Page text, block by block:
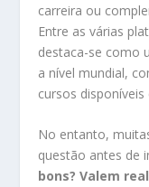
carreira ou
Entre as várias
destaca-se como
a nível mundial,
cursos
No entanto,
questão antes de
bons? Valem